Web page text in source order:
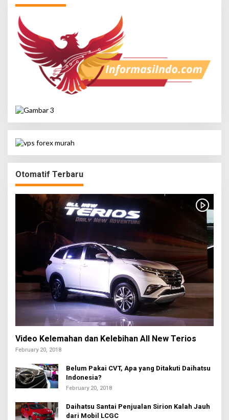
Otomatif Terbaru
Video Kelemahan dan Kelebihan All New Terios
February 20, 2018
Belum Pakai CVT, Apa yang Ditakuti Daihatsu
Indonesia?
February 20, 2018
Daihatsu Santai Penjualan Sirion Kalah Jauh
dari Mobil LCGC